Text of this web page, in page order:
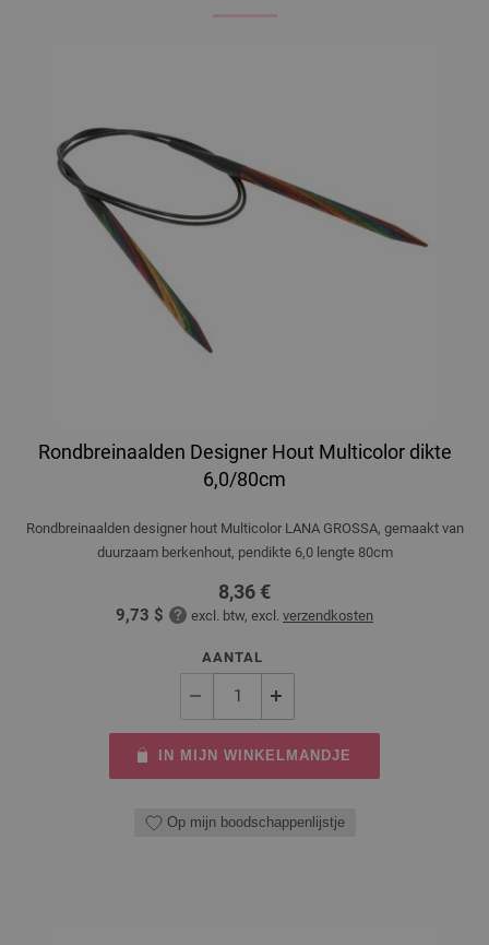
Rondbreinaalden Designer Hout Multicolor dikte
6,0/80cm
Rondbreinaalden designer hout Multicolor LANA GROSSA, gemaakt van
duurzaam berkenhout, pendikte 6,0 lengte 80cm
8,36 €
9,73 $ excl. btw, excl. verzendkosten
AANTAL
IN MIJN WINKELMANDJE
Op mijn boodschappenlijstje